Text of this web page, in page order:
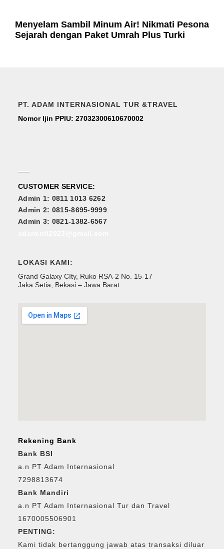
Menyelam Sambil Minum Air! Nikmati Pesona
Sejarah dengan Paket Umrah Plus Turki
PT. ADAM INTERNASIONAL TUR &TRAVEL
Nomor Ijin PPIU: 27032300610670002
CUSTOMER SERVICE:
Admin 1: 0811 1013 6262
Admin 2: 0815-8695-9999
Admin 3: 0821-1382-6567
LOKASI KAMI:
Grand Galaxy CIty, Ruko RSA-2 No. 15-17
Jaka Setia, Bekasi – Jawa Barat
Rekening Bank
Bank BSI
a.n PT Adam Internasional
7298813674
Bank Mandiri
a.n PT Adam Internasional Tur dan Travel
1670005506901
PENTING:
Kami tidak bertanggung jawab atas transaksi diluar